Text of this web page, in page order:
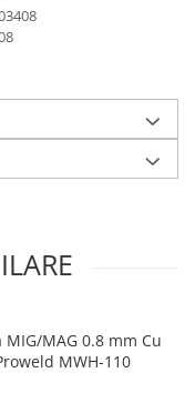
MIG/MAG 0.8 mm Cu
MWH-110